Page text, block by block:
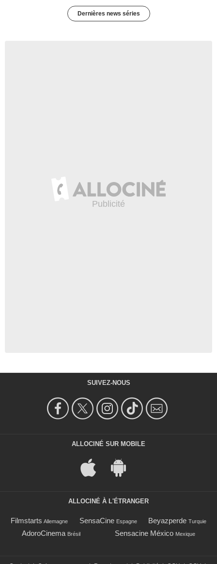
Dernières news séries
SUIVEZ-NOUS
ALLOCINÉ SUR MOBILE
ALLOCINÉ À L'ÉTRANGER
Filmstarts Allemagne SensaCine Espagne Beyazperde Turquie
AdoroCinema Brésil Sensacine México Mexique